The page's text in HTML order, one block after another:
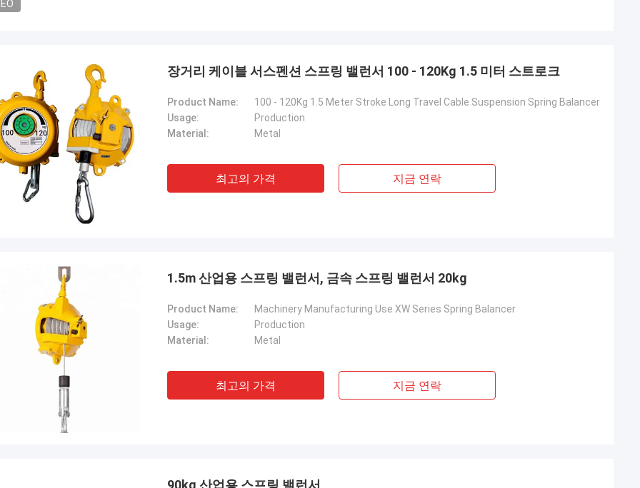
톰
친구 에게 추천 되었습니다. 구매
질 이 정말 좋고, 표면 이 매끄럽고,
떨어지지 않고, 견고 하고 내구성
이라고 생각 했습니다. 구매 할 만
귀사에 대한 자세한 정보를 각 섹션별로 자유
장거리 케이블 서스펜션 스프링 밸런서 100 - 120Kg 1.5 미터 스트로크
Product Name:
100 - 120Kg 1.5 Meter Stroke Long Travel Cable Suspension Spring Balancer
Usage:
Production
Material:
Metal
최고의 가격 지금 연락
1.5m 산업용 스프링 밸런서, 금속 스프링 밸런서 20kg
Product Name:
Machinery Manufacturing Use XW Series Spring Balancer
Usage:
Production
Material:
Metal
최고의 가격 지금 연락
90kg 산업용 스프링 밸런서